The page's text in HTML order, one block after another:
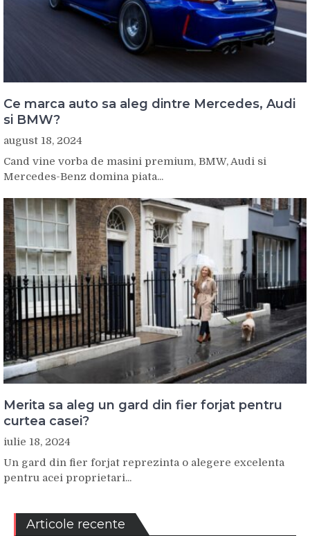
Ce marca auto sa aleg dintre Mercedes, Audi
si BMW?
august 18, 2024
Cand vine vorba de masini premium, BMW, Audi si
Mercedes-Benz domina piata...
Merita sa aleg un gard din fier forjat pentru
curtea casei?
iulie 18, 2024
Un gard din fier forjat reprezinta o alegere excelenta
pentru acei proprietari...
Articole recente